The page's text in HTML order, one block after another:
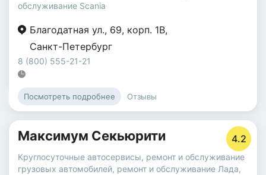
обслуживание Scania
Благодатная ул., 69, корп. 1В,
Санкт-Петербург
8 (800) 555-21-21
Посмотреть подробнее Отзывы
Максимум Секьюрити 4.2
Круглосуточные автосервисы, ремонт и обслуживание
грузовых автомобилей, ремонт и обслуживание Лада,